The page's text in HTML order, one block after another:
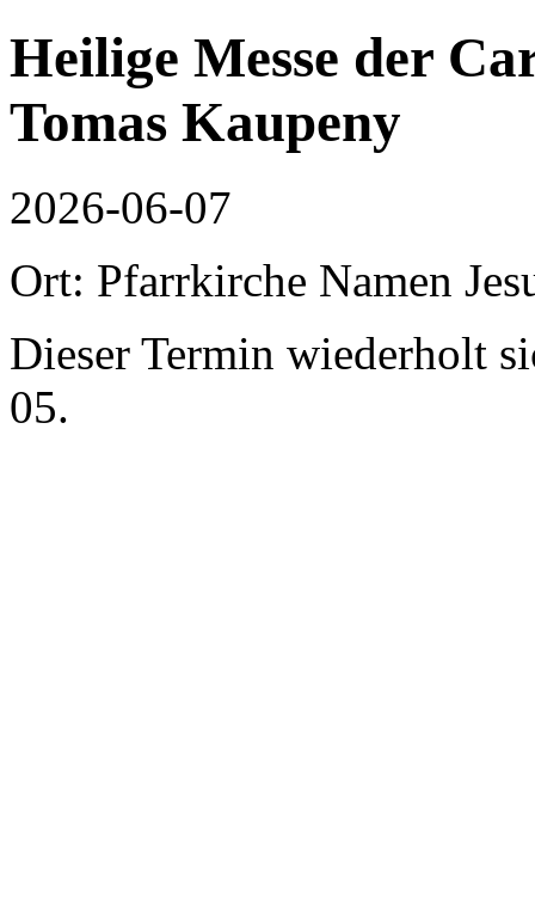
Heilige Messe der
Tomas Kaupeny
2026-06-07
Ort: Pfarrkirche Namen
Dieser Termin wiederholt
05.